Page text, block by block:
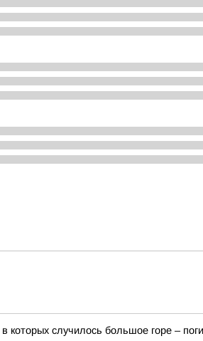
случилось большое горе –